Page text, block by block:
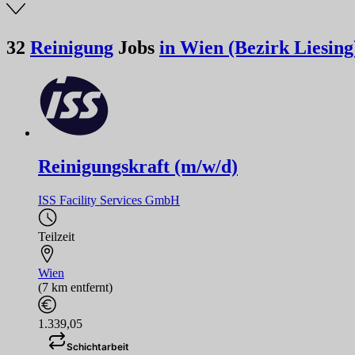
32 Reinigung Jobs in Wien (Bezirk
Reinigungskraft (m/w/d)
ISS Facility Services GmbH
Teilzeit
Wien
(7 km entfernt)
1.339,05
Schichtarbeit